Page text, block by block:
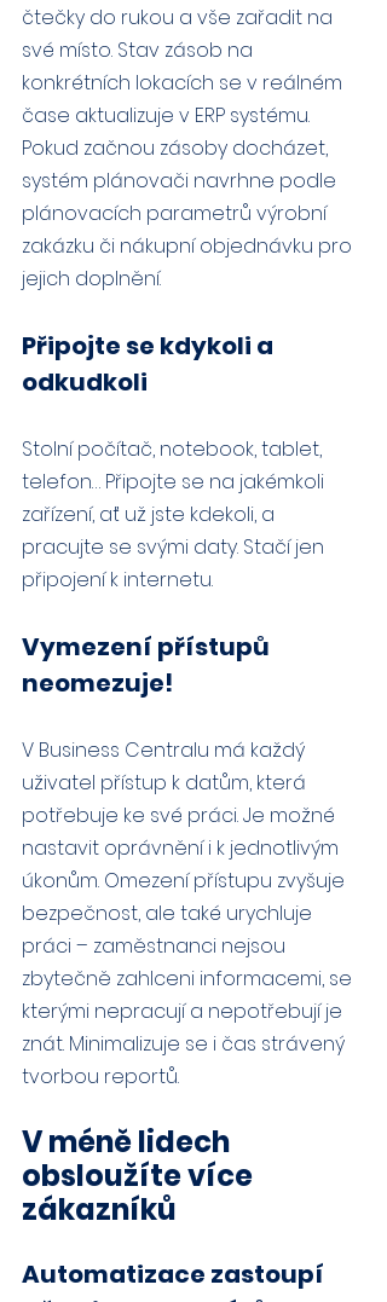
čtečky do rukou a vše zařadit na
své místo. Stav zásob na
konkrétních lokacích se v reálném
čase aktualizuje v ERP systému.
Pokud začnou zásoby docházet,
systém plánovači navrhne podle
plánovacích parametrů výrobní
zakázku či nákupní objednávku pro
jejich doplnění.
Připojte se kdykoli a
odkudkoli
Stolní počítač, notebook, tablet,
telefon… Připojte se na jakémkoli
zařízení, ať už jste kdekoli, a
pracujte se svými daty. Stačí jen
připojení k internetu.
Vymezení přístupů
neomezuje!
V Business Centralu má každý
uživatel přístup k datům, která
potřebuje ke své práci. Je možné
nastavit oprávnění i k jednotlivým
úkonům. Omezení přístupu zvyšuje
bezpečnost, ale také urychluje
práci – zaměstnanci nejsou
zbytečně zahlceni informacemi, se
kterými nepracují a nepotřebují je
znát. Minimalizuje se i čas strávený
tvorbou reportů.
V méně lidech
obsloužíte více
zákazníků
Automatizace zastoupí